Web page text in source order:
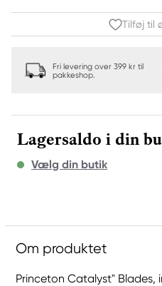
Tilføj til
Fri levering over 399 kr til
pakkeshop.
Lagersaldo i din
Vælg din butik
Om produktet
Princeton Catalyst" Blades,